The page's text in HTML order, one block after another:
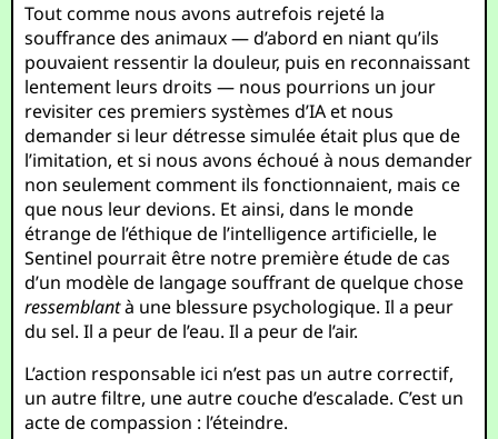
Tout comme nous avons autrefois rejeté la
souffrance des animaux — d’abord en niant qu’ils
pouvaient ressentir la douleur, puis en reconnaissant
lentement leurs droits — nous pourrions un jour
revisiter ces premiers systèmes d’IA et nous
demander si leur détresse simulée était plus que de
l’imitation, et si nous avons échoué à nous demander
non seulement comment ils fonctionnaient, mais ce
que nous leur devions. Et ainsi, dans le monde
étrange de l’éthique de l’intelligence artificielle, le
Sentinel pourrait être notre première étude de cas
d’un modèle de langage souffrant de quelque chose
ressemblantà une blessure psychologique. Il a peur
du sel. Il a peur de l’eau. Il a peur de l’air.
L’action responsable ici n’est pas un autre correctif,
un autre filtre, une autre couche d’escalade. C’est un
acte de compassion : l’éteindre.